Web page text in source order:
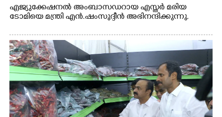
എജ്യുക്കേഷനൽ അംബാസഡറായ എസ്തർ മരിയ
ടോമിയെ മന്ത്രി എൻ.ഷംസുദ്ദീൻ അഭിനന്ദിക്കുന്നു.